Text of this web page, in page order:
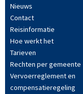
Nieuws
Contact
Reisinformatie
Hoe werkt het
Tarieven
Rechten per gemeente
Vervoerreglement en
compensatieregeling